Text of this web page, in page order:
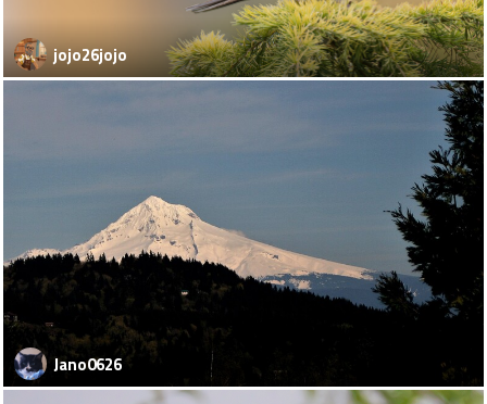
jojo26jojo
Jano0626